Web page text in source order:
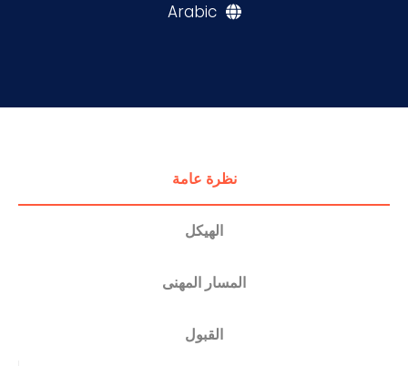
Arabic
نظرة عامة
الهيكل
المسار المهنى
القبول